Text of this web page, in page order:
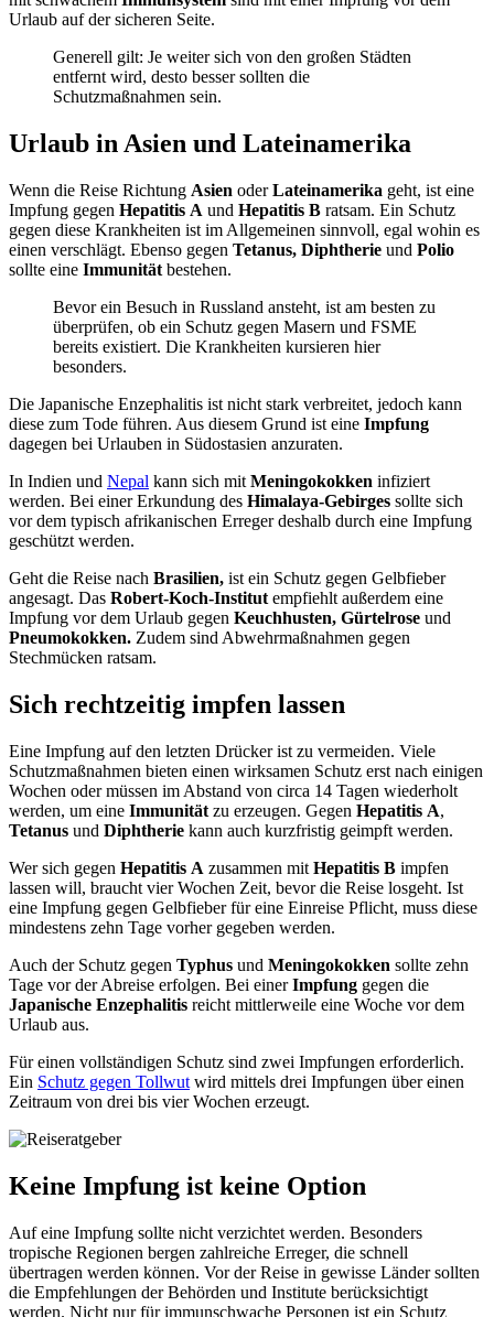
Urlaub auf der sicheren Seite.
Generell gilt: Je weiter sich von den großen Städten
entfernt wird, desto besser sollten die
Schutzmaßnahmen sein.
Urlaub in Asien und Lateinamerika
Wenn die Reise Richtung Asien oderLateinamerika geht, ist eine
Impfung gegen Hepatitis A und Hepatitis B ratsam. Ein Schutz
gegen diese Krankheiten ist im Allgemeinen sinnvoll, egal wohin es
einen verschlägt. Ebenso gegen Tetanus, Diphtherie und Polio
sollte eine Immunität bestehen.
Bevor ein Besuch in Russland ansteht, ist am besten zu
überprüfen, ob ein Schutz gegen Masern und FSME
bereits existiert. Die Krankheiten kursieren hier
besonders.
Die Japanische Enzephalitis ist nicht stark verbreitet, jedoch kann
diese zum Tode führen. Aus diesem Grund ist eine Impfung
dagegen bei Urlauben in Südostasien anzuraten.
In Indien und Nepal kann sich mit Meningokokken infiziert
werden. Bei einer Erkundung des Himalaya-Gebirges sollte sich
vor dem typisch afrikanischen Erreger deshalb durch eine Impfung
geschützt werden.
Geht die Reise nach Brasilien, ist ein Schutz gegen Gelbfieber
angesagt. Das Robert-Koch-Institut empfiehlt außerdem eine
Impfung vor dem Urlaub gegen Keuchhusten, Gürtelrose und
Pneumokokken. Zudem sind Abwehrmaßnahmen gegen
Stechmücken ratsam.
Sich rechtzeitig impfen lassen
Eine Impfung auf den letzten Drücker ist zu vermeiden. Viele
Schutzmaßnahmen bieten einen wirksamen Schutz erst nach einigen
Wochen oder müssen im Abstand von circa 14 Tagen wiederholt
werden, um eine Immunität zu erzeugen. Gegen Hepatitis A,
Tetanus und Diphtherie kann auch kurzfristig geimpft werden.
Wer sich gegen Hepatitis A zusammen mit Hepatitis B impfen
lassen will, braucht vier Wochen Zeit, bevor die Reise losgeht. Ist
eine Impfung gegen Gelbfieber für eine Einreise Pflicht, muss diese
mindestens zehn Tage vorher gegeben werden.
Auch der Schutz gegen Typhus und Meningokokken sollte zehn
Tage vor der Abreise erfolgen. Bei einerImpfung gegen die
Japanische Enzephalitis reicht mittlerweile eine Woche vor dem
Urlaub aus.
Für einen vollständigen Schutz sind zwei Impfungen erforderlich.
Ein Schutz gegen Tollwut wird mittels drei Impfungen über einen
Zeitraum von drei bis vier Wochen erzeugt.
Keine Impfung ist keine Option
Auf eine Impfung sollte nicht verzichtet werden. Besonders
tropische Regionen bergen zahlreiche Erreger, die schnell
übertragen werden können. Vor der Reise in gewisse Länder sollten
die Empfehlungen der Behörden und Institute berücksichtigt
werden. Nicht nur fürimmunschwache Personen ist ein Schutz